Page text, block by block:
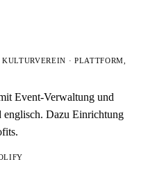
· PLATTFORM,
Event-Verwaltung und
Dazu Einrichtung